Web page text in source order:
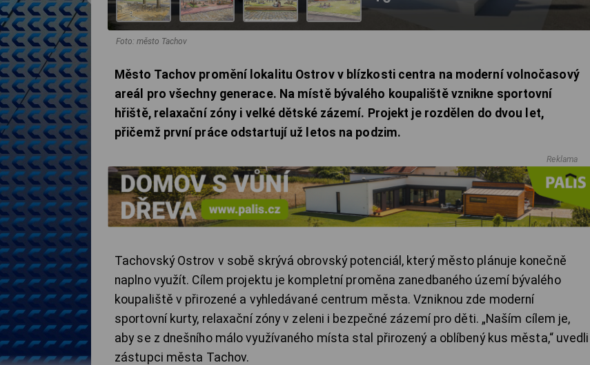
Foto: město Tachov
Město Tachov promění lokalitu Ostrov v blízkosti centra na moderní volnočasový
areál pro všechny generace. Na místě bývalého koupaliště vznikne sportovní
hřiště, relaxační zóny i velké dětské zázemí. Projekt je rozdělen do dvou let,
přičemž první práce odstartují už letos na podzim.
Reklama
Tachovský Ostrov v sobě skrývá obrovský potenciál, který město plánuje konečně
naplno využít. Cílem projektu je kompletní proměna zanedbaného území bývalého
koupaliště v přirozené a vyhledávané centrum města. Vzniknou zde moderní
sportovní kurty, relaxační zóny v zeleni i bezpečné zázemí pro děti. „Naším cílem je,
aby se z dnešního málo využívaného místa stal přirozený a oblíbený kus města,“ uvedli
zástupci města Tachov.